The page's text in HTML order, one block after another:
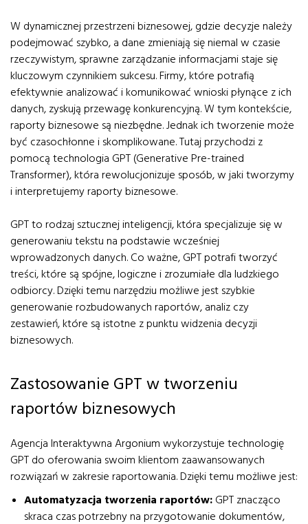
W dynamicznej przestrzeni biznesowej, gdzie decyzje należy
podejmować szybko, a dane zmieniają się niemal w czasie
rzeczywistym, sprawne zarządzanie informacjami staje się
kluczowym czynnikiem sukcesu. Firmy, które potrafią
efektywnie analizować i komunikować wnioski płynące z ich
danych, zyskują przewagę konkurencyjną. W tym kontekście,
raporty biznesowe są niezbędne. Jednak ich tworzenie może
być czasochłonne i skomplikowane. Tutaj przychodzi z
pomocą technologia GPT (Generative Pre-trained
Transformer), która rewolucjonizuje sposób, w jaki tworzymy
i interpretujemy raporty biznesowe.
GPT to rodzaj sztucznej inteligencji, która specjalizuje się w
generowaniu tekstu na podstawie wcześniej
wprowadzonych danych. Co ważne, GPT potrafi tworzyć
treści, które są spójne, logiczne i zrozumiałe dla ludzkiego
odbiorcy. Dzięki temu narzędziu możliwe jest szybkie
generowanie rozbudowanych raportów, analiz czy
zestawień, które są istotne z punktu widzenia decyzji
biznesowych.
Zastosowanie GPT w tworzeniu
raportów biznesowych
Agencja Interaktywna Argonium wykorzystuje technologię
GPT do oferowania swoim klientom zaawansowanych
rozwiązań w zakresie raportowania. Dzięki temu możliwe jest:
Automatyzacja tworzenia raportów: GPT znacząco
skraca czas potrzebny na przygotowanie dokumentów,